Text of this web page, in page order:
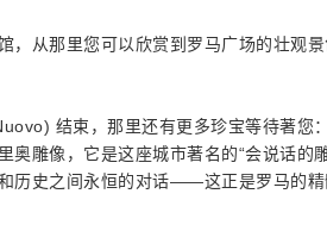
从那里您可以欣赏到罗马广场的壮观
结束，那里还有更多珍宝等待著您
奥雕像，它是这座城市著名的“会说话的雕
历史之间永恒的对话——这正是罗马的精